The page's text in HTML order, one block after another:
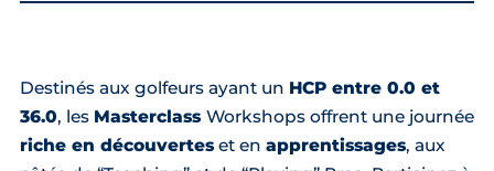
Destinés aux golfeurs ayant un HCP entre 0.0 et
36.0, les Masterclass Workshops offrent une journée
riche en découverteset en apprentissages, aux